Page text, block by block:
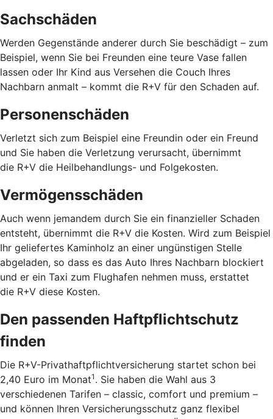
Sachschäden
Werden Gegenstände anderer durch Sie beschädigt – zum
Beispiel, wenn Sie bei Freunden eine teure Vase fallen
lassen oder Ihr Kind aus Versehen die Couch Ihres
Nachbarn anmalt – kommt die R+V für den Schaden auf.
Personenschäden
Verletzt sich zum Beispiel eine Freundin oder ein Freund
und Sie haben die Verletzung verursacht, übernimmt
die R+V die Heilbehandlungs- und Folgekosten.
Vermögensschäden
Auch wenn jemandem durch Sie ein finanzieller Schaden
entsteht, übernimmt die R+V die Kosten. Wird zum Beispiel
Ihr geliefertes Kaminholz an einer ungünstigen Stelle
abgeladen, so dass es das Auto Ihres Nachbarn blockiert
und er ein Taxi zum Flughafen nehmen muss, erstattet
die R+V diese Kosten.
Den passenden Haftpflichtschutz
finden
Die R+V-Privathaftpflichtversicherung startet schon bei
2,40 Euro im Monat1 . Sie haben die Wahl aus 3
verschiedenen Tarifen – classic, comfort und premium –
und können Ihren Versicherungsschutz ganz flexibel